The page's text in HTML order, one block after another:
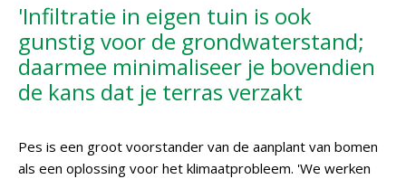
'Infiltratie in eigen tuin is ook
gunstig voor de grondwaterstand;
daarmee minimaliseer je bovendien
de kans dat je terras verzakt
Pes is een groot voorstander van de aanplant van bomen
als een oplossing voor het klimaatprobleem. 'We werken